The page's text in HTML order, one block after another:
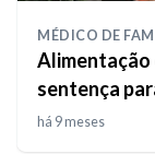
MÉDICO DE
Alimentação
sentença
há 9 meses